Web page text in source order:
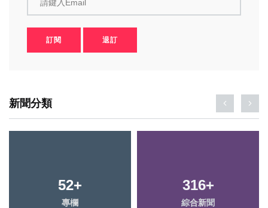
請鍵入Email
訂閱 退訂
新聞分類
52+
專欄
316+
綜合新聞
22+
頭條
94+
健康